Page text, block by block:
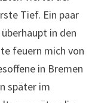
sofort in die
ihm dann aber
drückte. Toll!
sechs mir
Das Gedudel